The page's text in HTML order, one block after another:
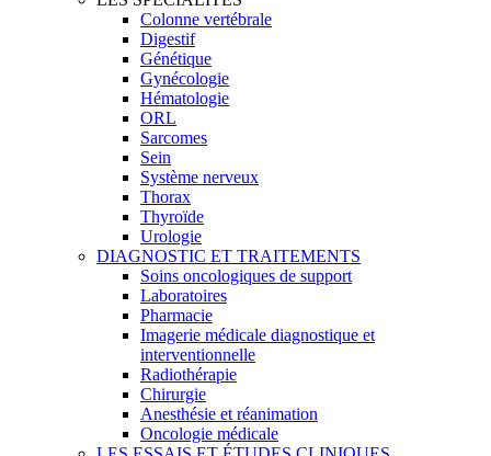
Colonne vertébrale
Digestif
Génétique
Gynécologie
Hématologie
ORL
Sarcomes
Sein
Système nerveux
Thorax
Thyroïde
Urologie
DIAGNOSTIC ET TRAITEMENTS
Soins oncologiques de support
Laboratoires
Pharmacie
Imagerie médicale diagnostique et
interventionnelle
Radiothérapie
Chirurgie
Anesthésie et réanimation
Oncologie médicale